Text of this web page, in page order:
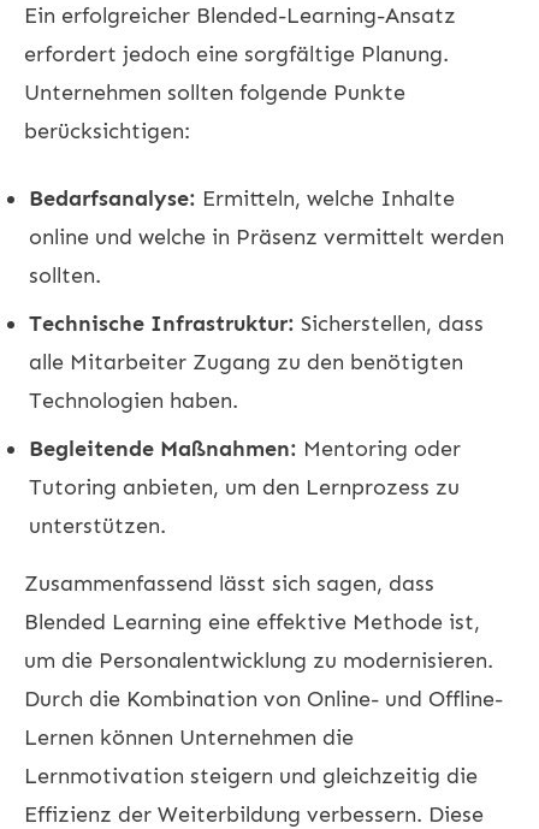
Ein erfolgreicher Blended-Learning-Ansatz
erfordert jedoch eine sorgfältige Planung.
Unternehmen sollten folgende Punkte
berücksichtigen:
Bedarfsanalyse: Ermitteln, welche Inhalte
online und welche in Präsenz vermittelt werden
sollten.
Technische Infrastruktur: Sicherstellen, dass
alle Mitarbeiter Zugang zu den benötigten
Technologien haben.
Begleitende Maßnahmen: Mentoring oder
Tutoring anbieten, um den Lernprozess zu
unterstützen.
Zusammenfassend lässt sich sagen, dass
Blended Learning eine effektive Methode ist,
um die Personalentwicklung zu modernisieren.
Durch die Kombination von Online- und Offline-
Lernen können Unternehmen die
Lernmotivation steigern und gleichzeitig die
Effizienz der Weiterbildung verbessern. Diese